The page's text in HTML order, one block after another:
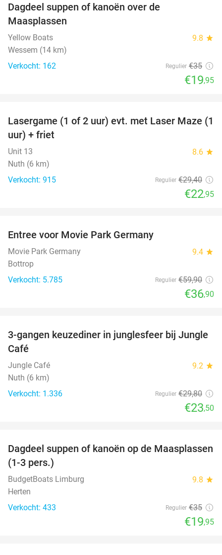
Dagdeel suppen of kanoën over de
Maasplassen
Yellow Boats 9.8 star
Wessem (14 km)
Verkocht: 162
Regulier €35
€19,95
22%
Lasergame (1 of 2 uur) evt. met Laser Maze (1
uur) + friet
Unit 13 8.6 star
Nuth (6 km)
Verkocht: 915
Regulier €29,40
€22,95
Entree voor Movie Park Germany
Movie Park Germany 9.4 star
Bottrop
Verkocht: 5.785
Regulier €59,90
€36,90
21%
3-gangen keuzediner in junglesfeer bij Jungle
Café
Jungle Café 9.2 star
Nuth (6 km)
Verkocht: 1.336
Regulier €29,80
€23,50
43%
Dagdeel suppen of kanoën op de Maasplassen
(1-3 pers.)
BudgetBoats Limburg 9.8 star
Herten
Verkocht: 433
Regulier €35
€19,95